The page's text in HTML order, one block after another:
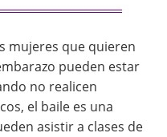
mujeres que quieren
pueden estar
no realicen
el baile es una
asistir a clases de